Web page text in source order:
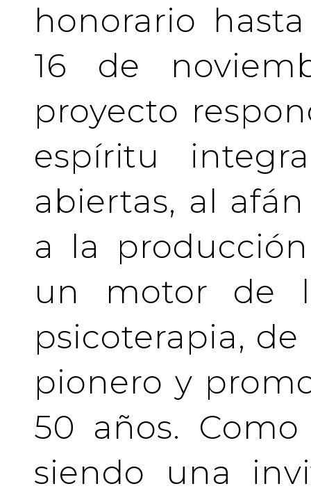
honorario
16 de
proyecto
espíritu
abiertas, al
a la
un motor de
psicoterapia,
pionero y
50 años.
siendo una